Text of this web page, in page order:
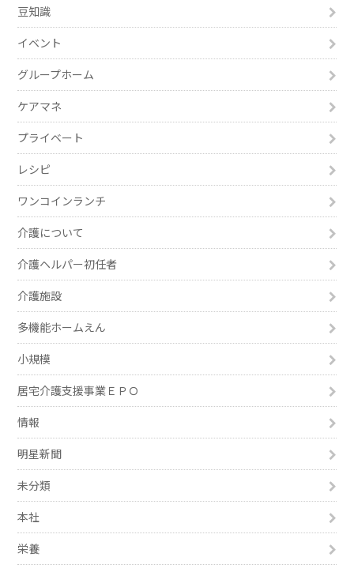
豆知識
イベント
グループホーム
ケアマネ
プライベート
レシピ
ワンコインランチ
介護について
介護ヘルパー初任者
介護施設
多機能ホームえん
小規模
居宅介護支援事業ＥＰＯ
情報
明星新聞
未分類
本社
栄養